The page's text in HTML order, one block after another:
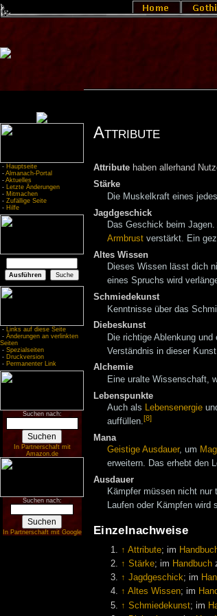
- Hauptseite
- Almanach-Portal
- Aktuelles
- Letzte Änderungen
- Mitmachen
- Zufällige Seite
- Hilfe
- Links auf diese Seite
- Änderungen an verlinkten
Seiten
- Spezialseiten
- Druckversion
- Permanenter Link
Suchen nach:
In Partnerschaft mit
Amazon.de
Suchen nach:
In Partnerschaft mit Google
Attribute
Attributehaben allerhand
Stärke
Die Muskelkraft eines jedes
Jagdgeschick
Das Geschick beim
Armbrust verstärkt. Ein
Altes Wissen
Dieses Wissen lässt dich
eines Spruchs wird
Schmiedekunst
Kenntnisse über das
Diebeskunst
Die richtige Ablenkung
Verständnis in dieser
Alchemie
Eine uralte Wissenschaft,
Lebenspunkte
Auch als Lebensenergie
auffüllen.[8]
Mana
Geistige Ausdauer, um
erweitern. Das erhebt den
Ausdauer
Kämpfer müssen nicht
Laufen oder Kämpfen wird
Einzelnachweise
↑ Attribute; im
↑ Stärke; im Handbuch
↑ Jagdgeschick; im
↑ Altes Wissen; im
↑ Schmiedekunst; im